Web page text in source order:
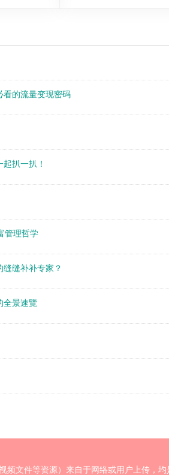
看的流量变现密码
扒一扒！
管理哲学
缝补补专家？
全景速覽
频文件等资源）来自于网络或用户上传